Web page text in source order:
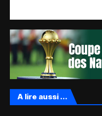
A lire aussi ...